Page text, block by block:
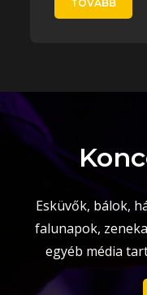
TOVÁBB
Esküvők, bálok,
falunapok,
egyéb média